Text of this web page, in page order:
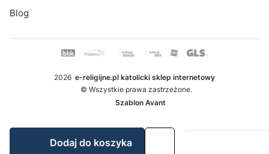
Blog
2026 e-religijne.pl katolicki sklep internetowy
© Wszystkie prawa zastrzeżone.
Szablon Avant
Sklep internetowy
Dodaj do koszyka